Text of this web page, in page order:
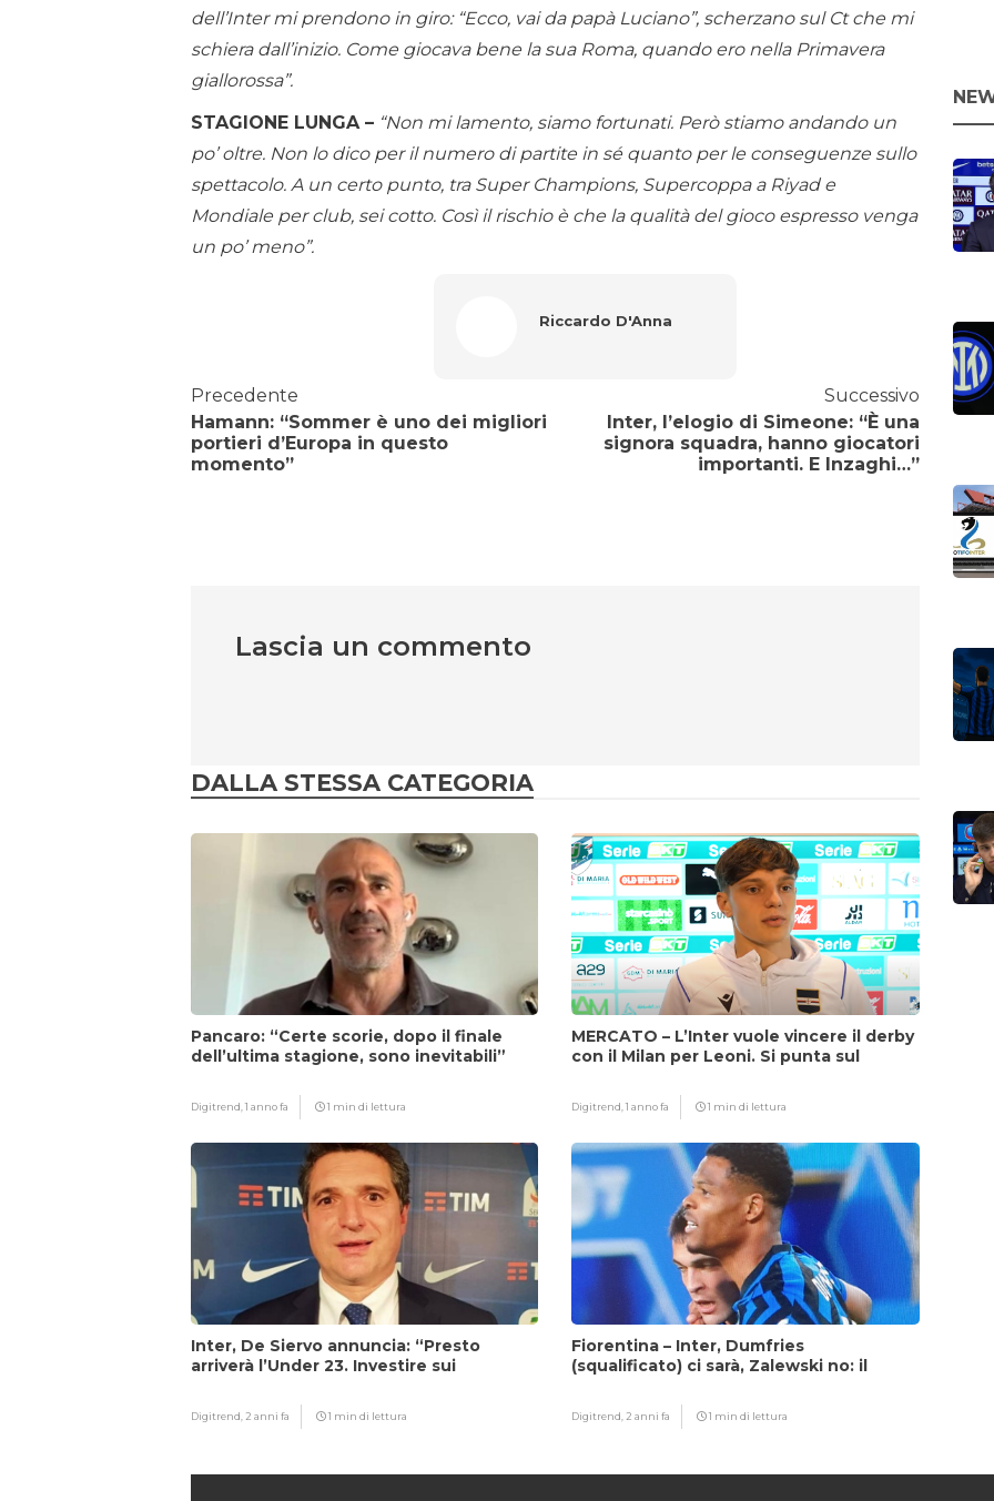
dell’Inter mi prendono in giro: “Ecco, vai da papà Luciano”, scherzano sul Ct che mi
schiera dall’inizio. Come giocava bene la sua Roma, quando ero nella Primavera
giallorossa”.
STAGIONE LUNGA – “Non mi lamento, siamo fortunati. Però stiamo andando un
po’ oltre. Non lo dico per il numero di partite in sé quanto per le conseguenze sullo
spettacolo. A un certo punto, tra Super Champions, Supercoppa a Riyad e
Mondiale per club, sei cotto. Così il rischio è che la qualità del gioco espresso venga
un po’ meno”.
Riccardo D'Anna
Precedente
Hamann: “Sommer è uno dei migliori
portieri d’Europa in questo
momento”
Successivo
Inter, l’elogio di Simeone: “È una
signora squadra, hanno giocatori
importanti. E Inzaghi…”
Lascia un commento
DALLA STESSA CATEGORIA
Pancaro: “Certe scorie, dopo il finale
dell’ultima stagione, sono inevitabili”
Digitrend,1 anno fa 1 min di lettura
MERCATO – L’Inter vuole vincere il derby
con il Milan per Leoni. Si punta sul
Digitrend,1 anno fa 1 min di lettura
Inter, De Siervo annuncia: “Presto
arriverà l’Under 23. Investire sui
Digitrend,2 anni fa 1 min di lettura
Fiorentina – Inter, Dumfries
(squalificato) ci sarà, Zalewski no: il
Digitrend,2 anni fa 1 min di lettura